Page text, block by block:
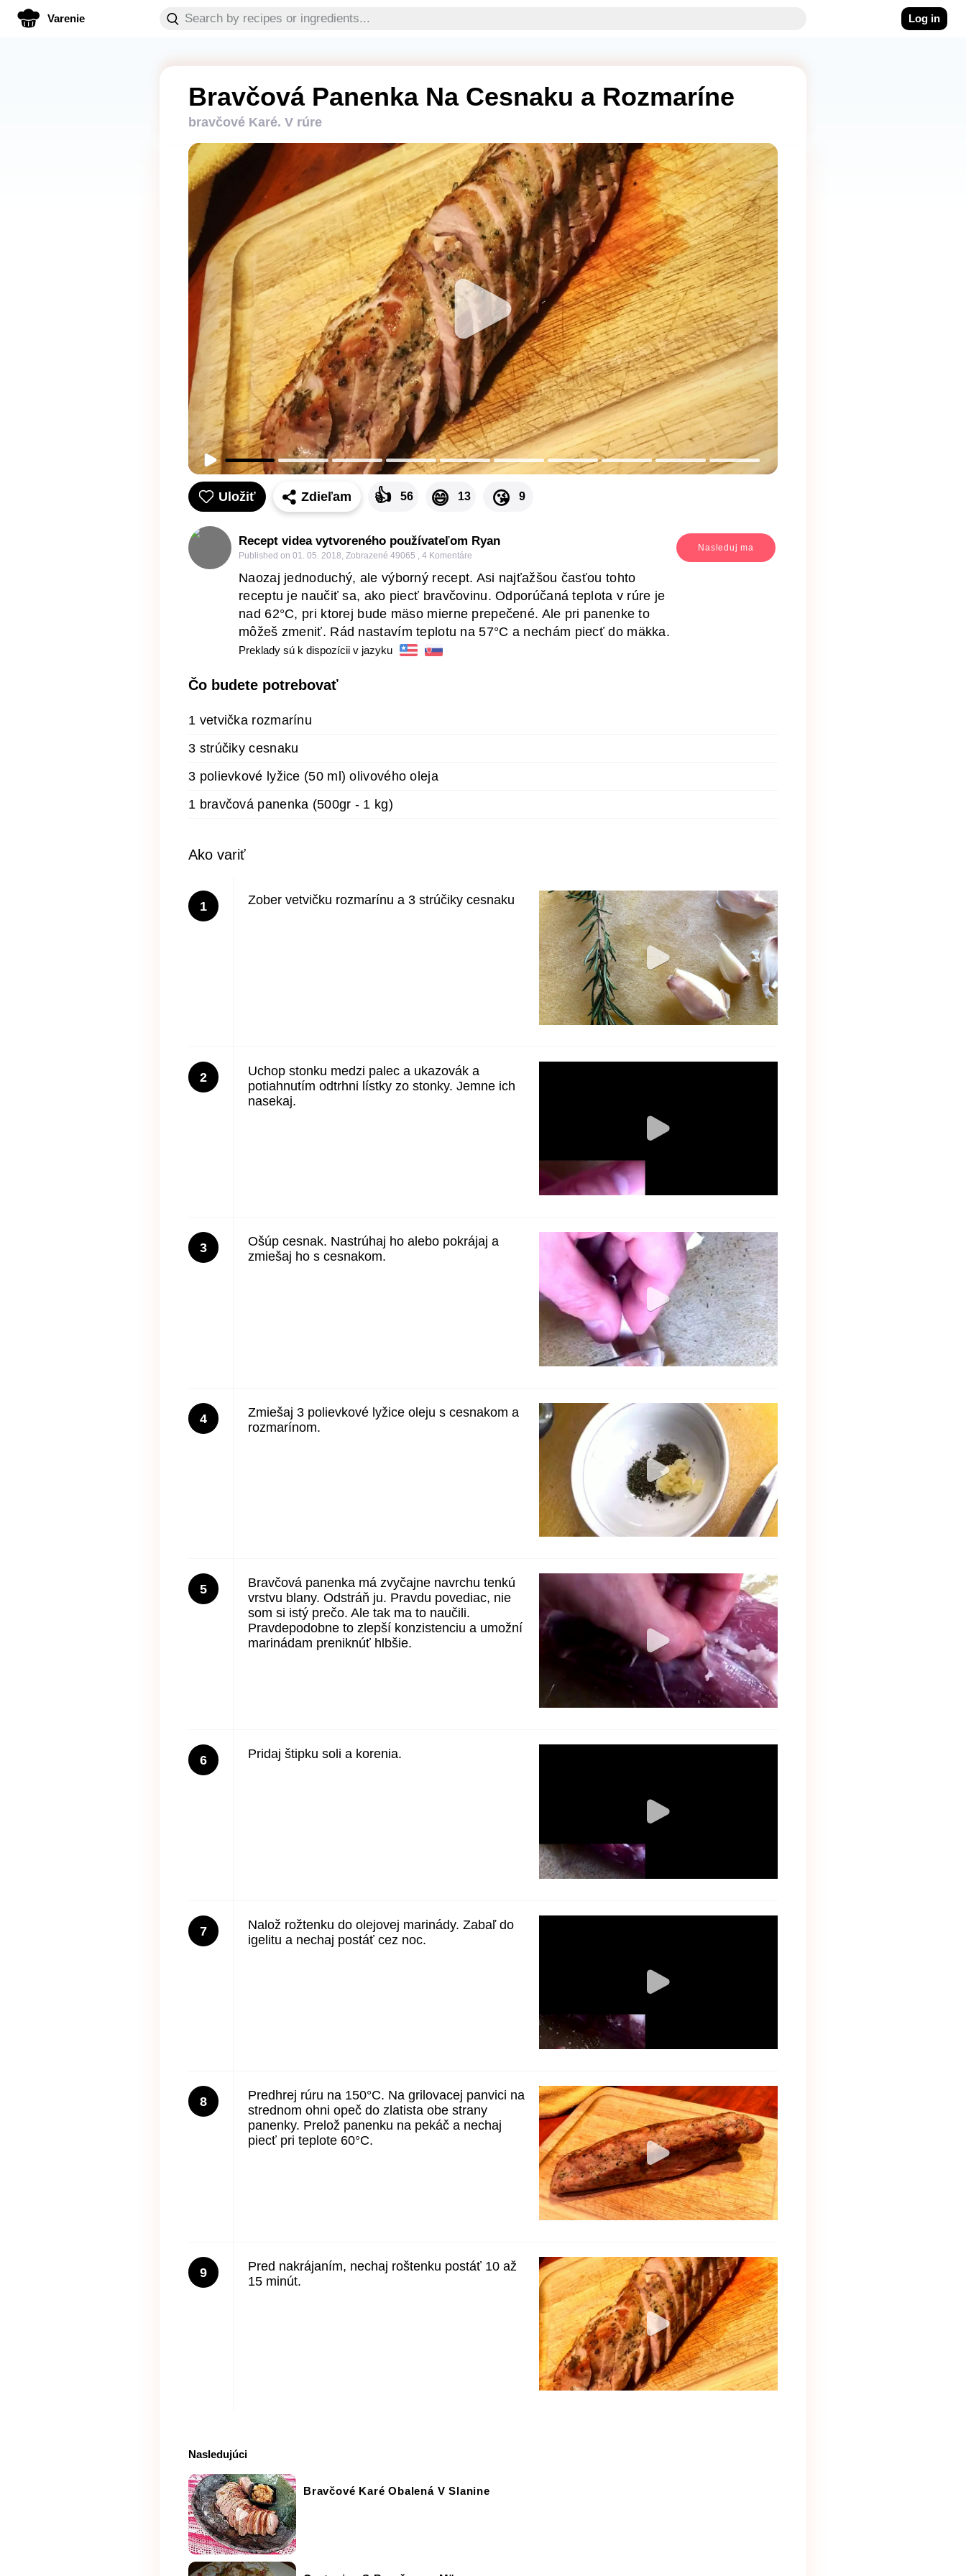
Varenie Log in
Bravčová Panenka Na Cesnaku a Rozmaríne
bravčové Karé. V rúre
Uložiť Zdieľam 👍 56 😄 13 😘 9
Recept videa vytvoreného používateľom Ryan
Published on 01. 05. 2018, Zobrazené 49065 , 4 Komentáre
Nasleduj ma
Naozaj jednoduchý, ale výborný recept. Asi najťažšou časťou tohto
receptu je naučiť sa, ako piecť bravčovinu. Odporúčaná teplota v rúre je
nad 62°C, pri ktorej bude mäso mierne prepečené. Ale pri panenke to
môžeš zmeniť. Rád nastavím teplotu na 57°C a nechám piecť do mäkka.
Preklady sú k dispozícii v jazyku
Čo budete potrebovať
1 vetvička rozmarínu
3 strúčiky cesnaku
3 polievkové lyžice (50 ml) olivového oleja
1 bravčová panenka (500gr - 1 kg)
Ako variť
1 Zober vetvičku rozmarínu a 3 strúčiky cesnaku
2
Uchop stonku medzi palec a ukazovák a
potiahnutím odtrhni lístky zo stonky. Jemne ich
nasekaj.
3
Ošúp cesnak. Nastrúhaj ho alebo pokrájaj a
zmiešaj ho s cesnakom.
4
Zmiešaj 3 polievkové lyžice oleju s cesnakom a
rozmarínom.
5
Bravčová panenka má zvyčajne navrchu tenkú
vrstvu blany. Odstráň ju. Pravdu povediac, nie
som si istý prečo. Ale tak ma to naučili.
Pravdepodobne to zlepší konzistenciu a umožní
marinádam preniknúť hlbšie.
6 Pridaj štipku soli a korenia.
7
Nalož rožtenku do olejovej marinády. Zabaľ do
igelitu a nechaj postáť cez noc.
8
Predhrej rúru na 150°C. Na grilovacej panvici na
strednom ohni opeč do zlatista obe strany
panenky. Prelož panenku na pekáč a nechaj
piecť pri teplote 60°C.
9
Pred nakrájaním, nechaj roštenku postáť 10 až
15 minút.
Nasledujúci
Bravčové Karé Obalená V Slanine